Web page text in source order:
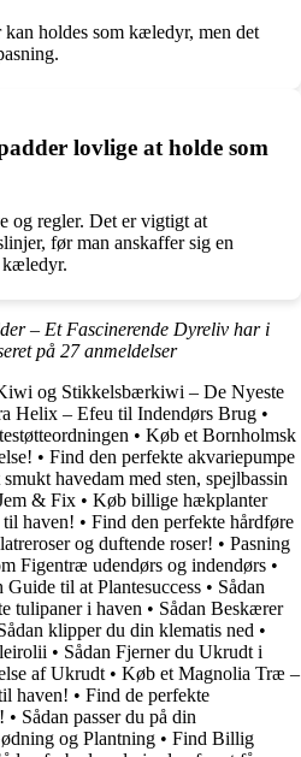
kan holdes som kæledyr, men det
lovlige at holde som
og regler. Det er vigtigt at
før man anskaffer sig en
kæledyr.
– Et Fascinerende Dyreliv har i
på 27anmeldelser
og Stikkelsbærkiwi – De Nyeste
Helix – Efeu til Indendørs Brug •
• Køb et Bornholmsk
• Find den perfekte akvariepumpe
smukt havedam med sten, spejlbassin
& Fix • Køb billige hækplanter
haven! • Find den perfekte hårdføre
og duftende roser! • Pasning
Figentræ udendørs og indendørs •
til at Plantesuccess • Sådan
tulipaner i haven • Sådan Beskærer
klipper du din klematis ned •
• Sådan Fjerner du Ukrudt i
af Ukrudt • Køb et Magnolia Træ –
haven! • Find de perfekte
• Sådan passer du på din
og Plantning • Find Billig